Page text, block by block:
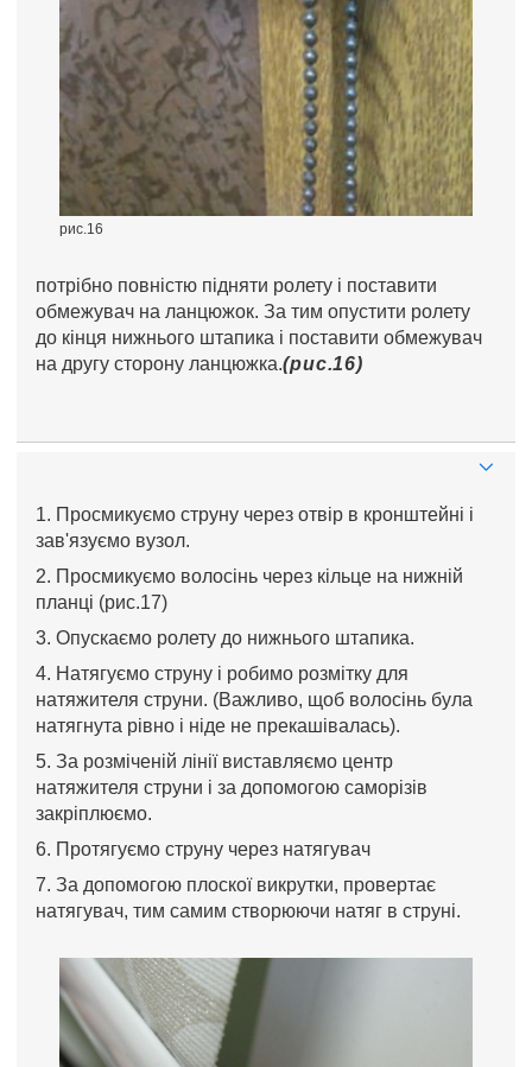
рис.16
потрібно повністю підняти ролету і поставити
обмежувач на ланцюжок. За тим опустити ролету
до кінця нижнього штапика і поставити обмежувач
на другу сторону ланцюжка.(рис.16)
1. Просмикуємо струну через отвір в кронштейні і
зав'язуємо вузол.
2. Просмикуємо волосінь через кільце на нижній
планці (рис.17)
3. Опускаємо ролету до нижнього штапика.
4. Натягуємо струну і робимо розмітку для
натяжителя струни. (Важливо, щоб волосінь була
натягнута рівно і ніде не прекашівалась).
5. За розміченій лінії виставляємо центр
натяжителя струни і за допомогою саморізів
закріплюємо.
6. Протягуємо струну через натягувач
7. За допомогою плоскої викрутки, провертає
натягувач, тим самим створюючи натяг в струні.